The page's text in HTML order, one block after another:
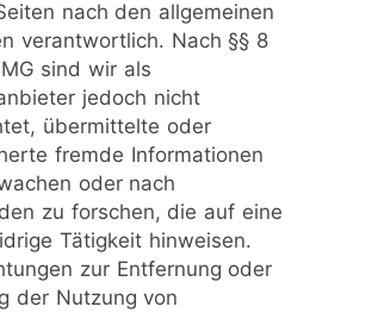
nach den allgemeinen
verantwortlich. Nach §§ 8
sind wir als
jedoch nicht
übermittelte oder
fremde Informationen
oder nach
zu forschen, die auf eine
Tätigkeit hinweisen.
zur Entfernung oder
der Nutzung von